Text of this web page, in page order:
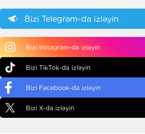
Bizi Telegram-da izləyin
Bizi Instagram-da izləyin
Bizi TikTok-da izləyin
Bizi Facebook-da izləyin
Bizi X-da izləyin